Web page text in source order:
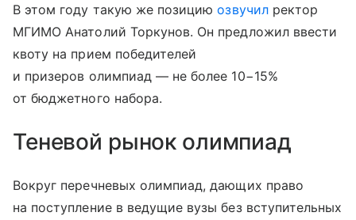
В этом году такую же позициюозвучилректор
МГИМО Анатолий Торкунов. Он предложил ввести
квоту на прием победителей
и призеров олимпиад — не более 10−15%
от бюджетного набора.
Теневой рынок олимпиад
Вокруг перечневых олимпиад, дающих право
на поступление в ведущие вузы без вступительных